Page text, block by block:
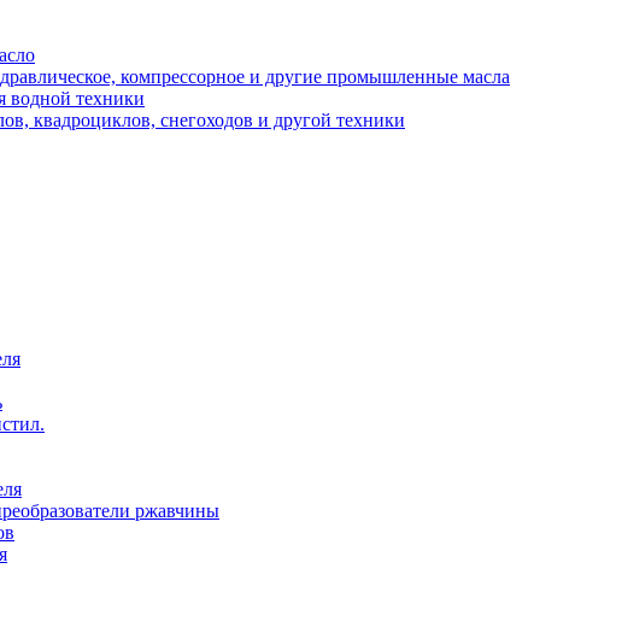
компрессорное и другие промышленные масла
водной техники
квадроциклов, снегоходов и другой техники
ржавчины